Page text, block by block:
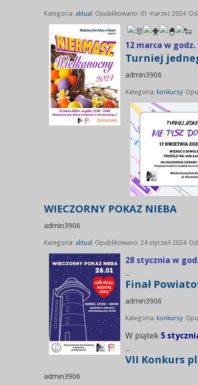
Kategoria: aktual Opublikowano: 01 marzec 2024
12 marca w
Turniej
admin3906
Kategoria: konkursy
WIECZORNY POKAZ NIEBA
admin3906
Kategoria: aktual Opublikowano: 24 styczeń 2024
28 stycznia w
...
Finał
admin3906
Kategoria: konkursy
W piątek 5
...
VII Konkurs
admin3906